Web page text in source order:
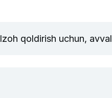
Izoh qoldirish uchun, avval